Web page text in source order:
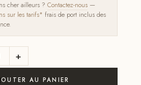
cher ailleurs ?Contactez-nous —
sur les tarifs* frais de port inclus des
+
AU PANIER